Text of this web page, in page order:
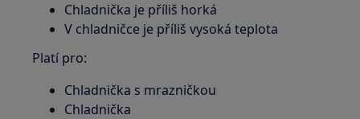
Chladnička je příliš horká
V chladničce je příliš vysoká teplota
Platí pro:
Chladnička s mrazničkou
Chladnička